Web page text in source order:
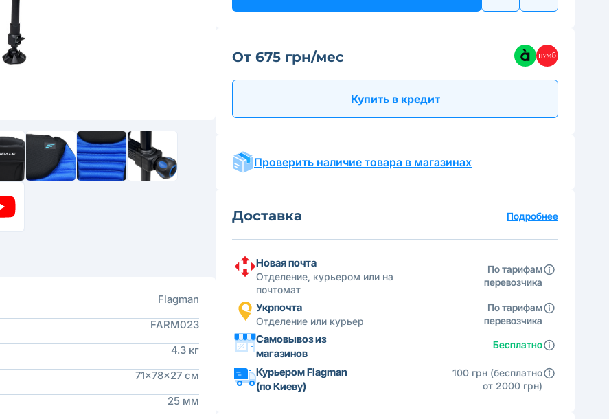
Flagman
FARM023
4.3 кг
71x78x27 см
25 мм
От 675 грн/мес
Купить в кредит
Проверить наличие товара в магазинах
Доставка Подробнее
Новая почта
Отделение, курьером или на
почтомат
По тарифам
перевозчика
Укрпочта
Отделение или курьер
По тарифам
перевозчика
Самовывоз из
магазинов
Бесплатно
Курьером Flagman
(по Киеву)
100 грн (бесплатно
от 2000 грн)